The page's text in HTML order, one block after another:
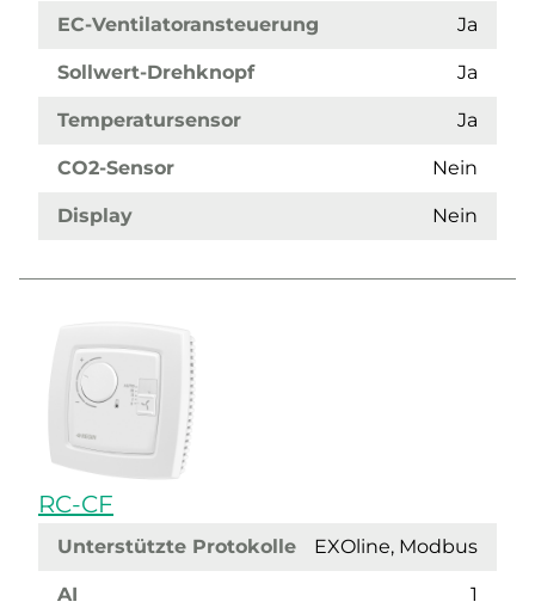
EC-Ventilatoransteuerung Ja
Sollwert-Drehknopf Ja
Temperatursensor Ja
CO2-Sensor Nein
Display Nein
RC-CF
Unterstützte Protokolle EXOline, Modbus
AI 1